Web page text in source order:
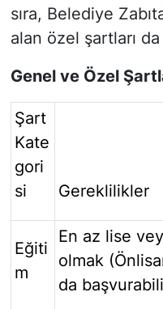
sıra, Belediye
alan özel şartları
Genel ve Özel
Şart
Kate
gori
si
Gereklilikler
Eğiti
m
En az lise
olmak
da